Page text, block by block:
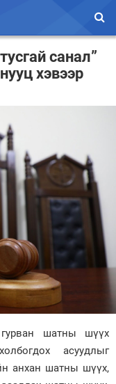
санал”
хэвээр
шатны шүүх
асуудлыг
анхан шатны шүүх,